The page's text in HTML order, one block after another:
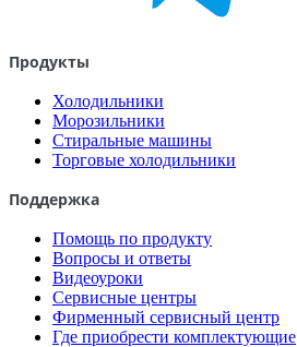
Продукты
Холодильники
Морозильники
Стиральные машины
Торговые холодильники
Поддержка
Помощь по продукту
Вопросы и ответы
Видеоуроки
Сервисные центры
Фирменный сервисный центр
Где приобрести комплектующие